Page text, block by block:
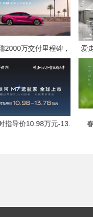
2000万交付里程碑，
于7月25日全球上市
爱
指导价10.98万元-13.